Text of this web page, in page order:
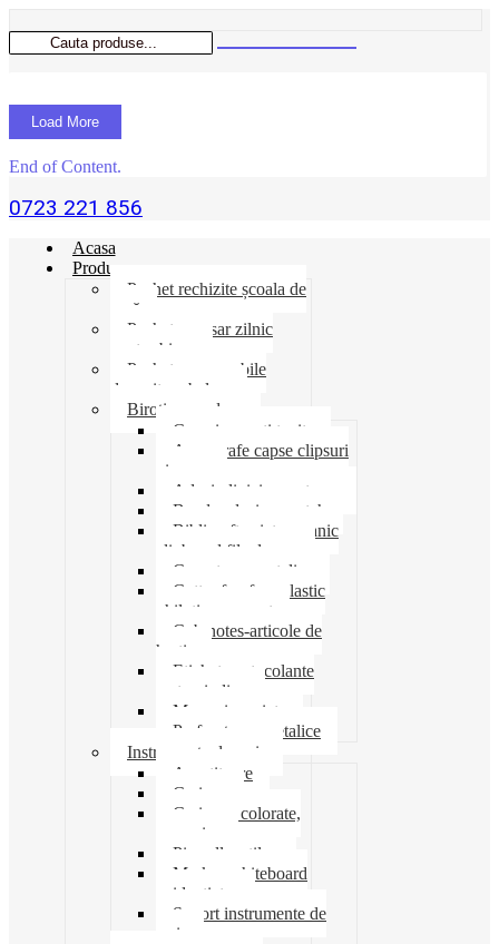
Load More
End of Content.
0723 221 856
Acasa
Produse
Pachet rechizite școala de
vară
Pachet necesar zilnic
pentru birou
Pachet consumabile
depozit-ambalare
Birotica-produse
Cosuri suporti tavite
Ace agrafe capse clipsuri
pioneze
Adeziv lipici corectoare
Banda adeziva-scotch
Biblioraft caiet mecanic
clipboard file dosare
Capsatoare metalice
Cutter foarfeca elastic
ghilotina magnet
Cub notes-articole de
hartie
Etichete autocolante
carton indigo
Mape si serviete
Perforatoare metalice
Instrumente de scris
Ascutitoare
Carioca
Creioane colorate,
mecanice
Pix roller stilou
Marker whiteboard
evidentiator
Suport instrumente de
scris